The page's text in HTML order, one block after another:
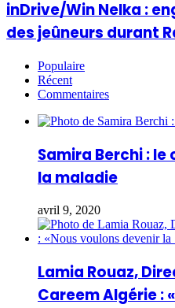
inDrive/Win Nelka :
des jeûneurs durant
Populaire
Récent
Commentaires
Samira Berchi :
la maladie
avril 9, 2020
Lamia Rouaz,
Careem Algérie :